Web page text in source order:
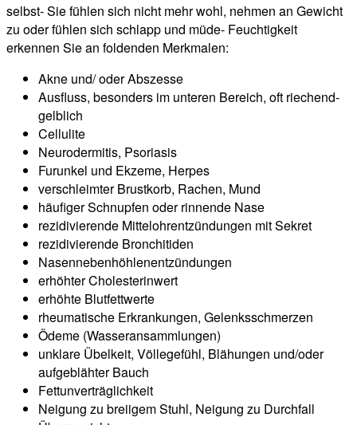
selbst- Sie fühlen sich nicht mehr wohl, nehmen an Gewicht
zu oder fühlen sich schlapp und müde- Feuchtigkeit
erkennen Sie an foldenden Merkmalen:
Akne und/ oder Abszesse
Ausfluss, besonders im unteren Bereich, oft riechend-
gelblich
Cellulite
Neurodermitis, Psoriasis
Furunkel und Ekzeme, Herpes
verschleimter Brustkorb, Rachen, Mund
häufiger Schnupfen oder rinnende Nase
rezidivierende Mittelohrentzündungen mit Sekret
rezidivierende Bronchitiden
Nasennebenhöhlenentzündungen
erhöhter Cholesterinwert
erhöhte Blutfettwerte
rheumatische Erkrankungen, Gelenksschmerzen
Ödeme (Wasseransammlungen)
unklare Übelkeit, Völlegefühl, Blähungen und/oder
aufgeblähter Bauch
Fettunverträglichkeit
Neigung zu breiigem Stuhl, Neigung zu Durchfall